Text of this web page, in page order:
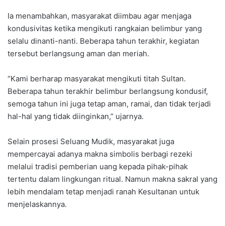
Ia menambahkan, masyarakat diimbau agar menjaga
kondusivitas ketika mengikuti rangkaian belimbur yang
selalu dinanti-nanti. Beberapa tahun terakhir, kegiatan
tersebut berlangsung aman dan meriah.
“Kami berharap masyarakat mengikuti titah Sultan.
Beberapa tahun terakhir belimbur berlangsung kondusif,
semoga tahun ini juga tetap aman, ramai, dan tidak terjadi
hal-hal yang tidak diinginkan,” ujarnya.
Selain prosesi Seluang Mudik, masyarakat juga
mempercayai adanya makna simbolis berbagi rezeki
melalui tradisi pemberian uang kepada pihak-pihak
tertentu dalam lingkungan ritual. Namun makna sakral yang
lebih mendalam tetap menjadi ranah Kesultanan untuk
menjelaskannya.